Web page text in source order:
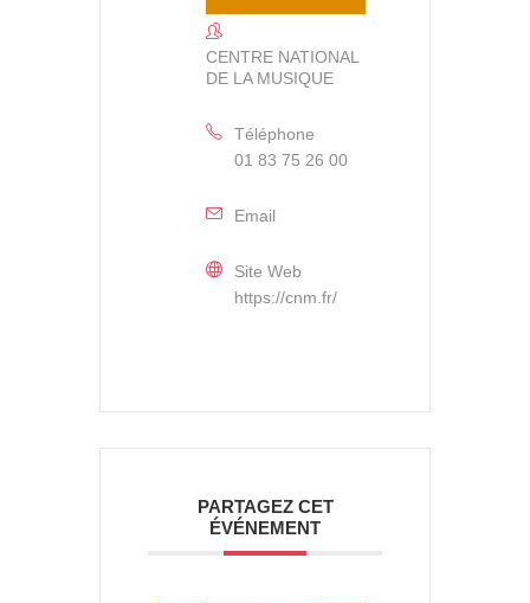
CENTRE NATIONAL
DE LA MUSIQUE
Téléphone
01 83 75 26 00
Email
Site Web
https://cnm.fr/
PARTAGEZ CET
ÉVÉNEMENT